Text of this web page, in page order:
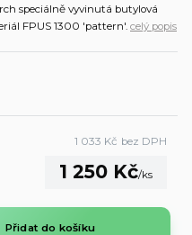
speciálně vyvinutá butylová
FPUS 1300 'pattern'. celý popis
1 250 Kč/ks
1 033 Kč bez DPH
Přidat do košíku